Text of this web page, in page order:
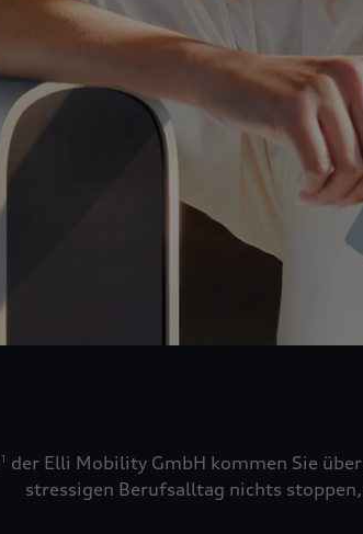
1
der Elli Mobility GmbH kommen Sie
stressigen Berufsalltag nichts